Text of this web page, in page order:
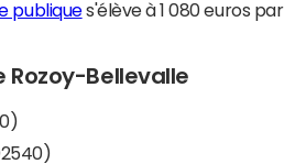
publiques'élève à 1 080 euros par
Rozoy-Bellevalle